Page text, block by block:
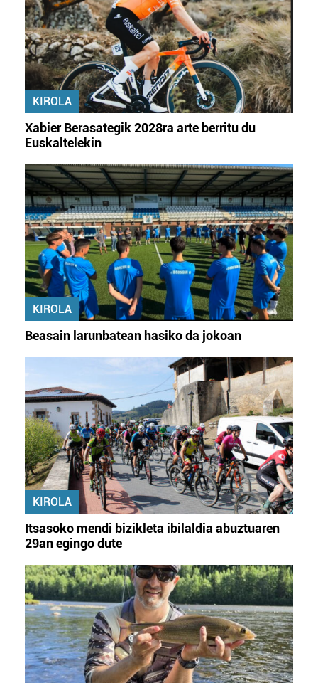
KIROLA
Xabier Berasategik 2028ra arte berritu du
Euskaltelekin
KIROLA
Beasain larunbatean hasiko da jokoan
KIROLA
Itsasoko mendi bizikleta ibilaldia abuztuaren
29an egingo dute